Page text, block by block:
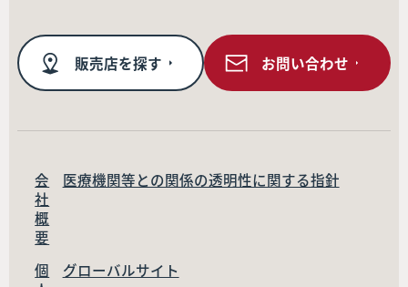
販売店を探す お問い合わせ
会
社
概
要
医療機関等との関係の透明性に関する指針
個
グローバルサイト